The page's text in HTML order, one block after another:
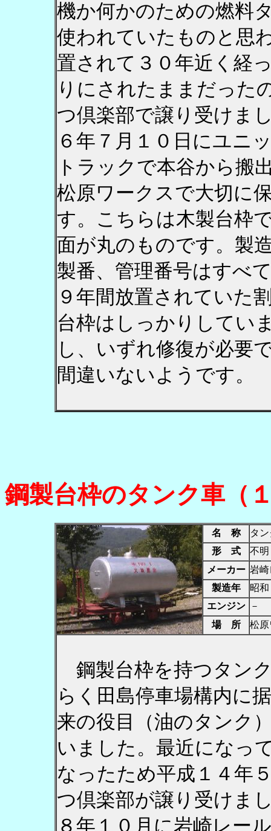
機か何かのための燃料
使われていたものと思
置されて３０年近く経
りにされたままだった
つ倶楽部で譲り受けま
６年７月１０日にユニ
トラックで本谷から搬
松原ワークスで大切に
す。こちらは木製台枠
面が丸のものです。製
製番、管理番号はすべ
９年間放置されていた
台枠はしっかりしてい
し、いずれ修復が必要
間違いないようです。
鋼製台枠のタンク車（
名 称
タ
形 式
不明
メーカー 岩
製造年
昭
エンジン
－
場 所
松
鋼製台枠を持つタン
らく田島停車場構内に
来の役目（油のタンク
いました。最近になっ
なったため平成１４年
つ倶楽部が譲り受けま
８年１０月に岩崎レー